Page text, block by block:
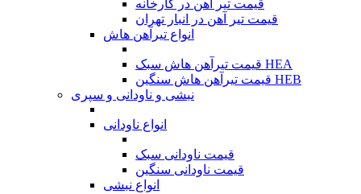
قیمت تیر آهن در کارخانه
قیمت تیر آهن در انبار تهران
انواع تیرآهن هاش
قیمت تیرآهن هاش سبک HEA
قیمت تیرآهن هاش سنگین HEB
نبشی و ناودانی و سپری
انواع ناودانی
قیمت ناودانی سبک
قیمت ناودانی سنگین
انواع نبشی